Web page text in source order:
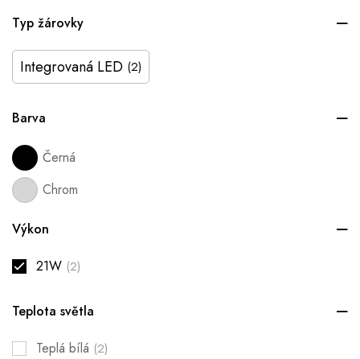
Typ žárovky
Integrovaná LED (2)
Barva
Černá
Chrom
Výkon
21W (2)
Teplota světla
Teplá bílá (2)